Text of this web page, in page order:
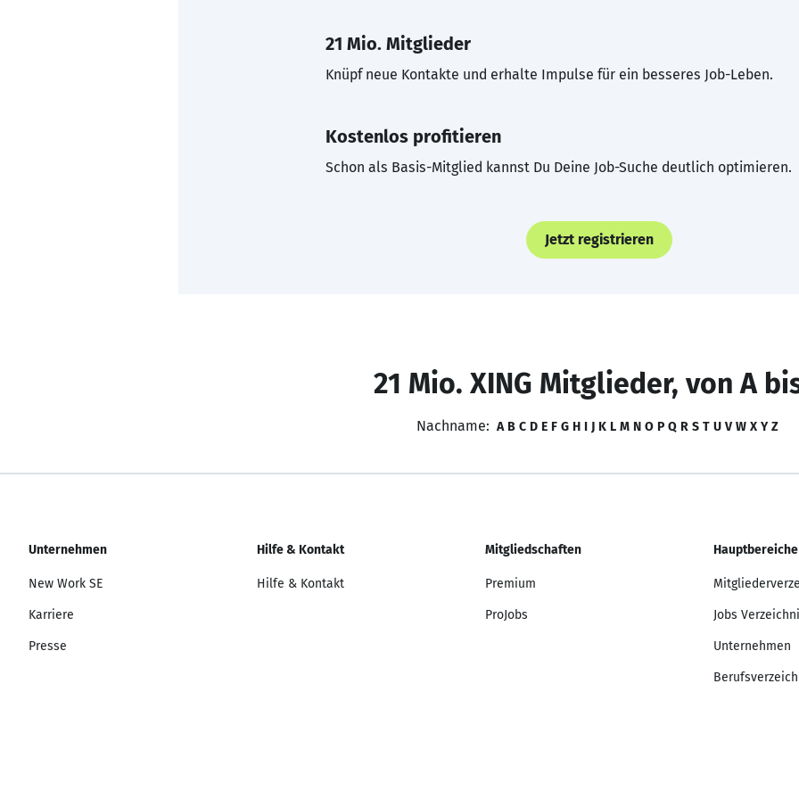
21 Mio. Mitglieder
Knüpf neue Kontakte und erhalte Impulse für ein besseres Job-Leben.
Kostenlos profitieren
Schon als Basis-Mitglied kannst Du Deine Job-Suche deutlich optimieren.
Jetzt registrieren
21 Mio. XING Mitglieder, von A
Nachname: A B C D E F G H I J K L M N O P Q R S T U V W X Y Z
Unternehmen
New Work SE
Karriere
Presse
Hilfe & Kontakt
Hilfe & Kontakt
Mitgliedschaften
Premium
ProJobs
Hauptbereiche
Jobs
Unternehmen